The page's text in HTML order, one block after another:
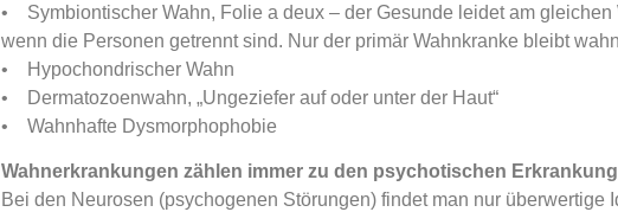
• Symbiontischer Wahn, Folie a deux – der Gesunde leidet am
wenn die Personen getrennt sind. Nur der primär Wahnkranke bleibt
• Hypochondrischer Wahn
• Dermatozoenwahn, „Ungeziefer auf oder unter der Haut“
• Wahnhafte Dysmorphophobie
Wahnerkrankungen zählen immer zu den psychotischen
Bei den Neurosen (psychogenen Störungen) findet man nur überwertige